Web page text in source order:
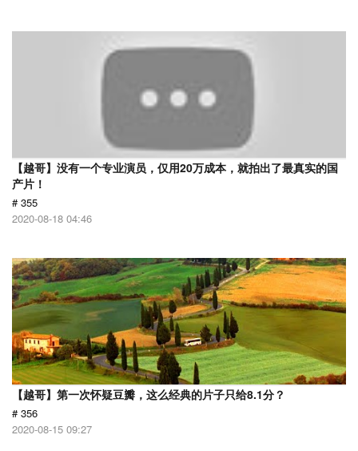
【越哥】没有一个专业演员，仅用20万成本，就拍出了最真实的国
产片！
# 355
2020-08-18 04:46
【越哥】第一次怀疑豆瓣，这么经典的片子只给8.1分？
# 356
2020-08-15 09:27